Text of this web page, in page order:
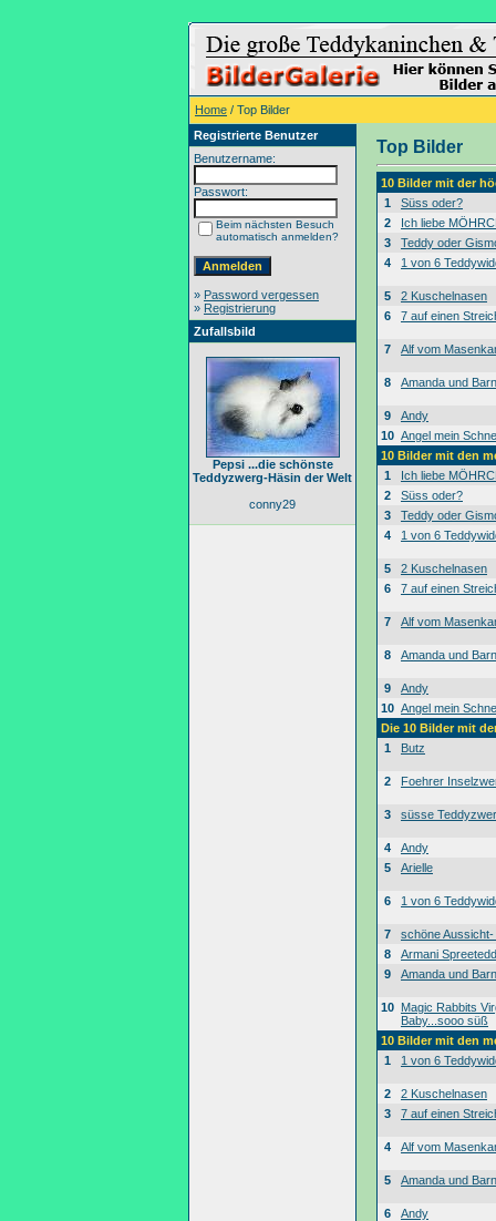
Home / Top Bilder
Registrierte Benutzer
Benutzername:
Passwort:
Beim nächsten Besuch
automatisch anmelden?
» Password vergessen
» Registrierung
Zufallsbild
Pepsi ...die schönste
Teddyzwerg-Häsin der Welt
conny29
Top Bilder
10 Bilder mit der
1
Süss oder?
2
Ich liebe
3
Teddy oder
4
1 von 6
5
2 Kuschelnasen
6
7 auf einen
7 Alf vom
8 Amanda und
9
Andy
10 Angel mein
10 Bilder mit den
1
Ich liebe
2
Süss oder?
3
Teddy oder
4
1 von 6
5
2 Kuschelnasen
6
7 auf einen
7 Alf vom
8 Amanda und
9
Andy
10 Angel mein
Die 10 Bilder mit
1
Butz
2 Foehrer
3 süsse
4
Andy
5
Arielle
6 1 von 6
7
schöne
8
Armani
9
Amanda und
10 Magic Rabbits
Baby...sooo süß
10 Bilder mit den
1
1 von 6
2
2 Kuschelnasen
3
7 auf einen
4 Alf vom
5 Amanda und
6
Andy